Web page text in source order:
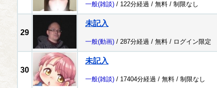
一般(雑談) / 122分経過 / 無料 / 制限なし
29
未記入
一般(動画) / 287分経過 / 無料 / ログイン限定
30
未記入
一般(雑談) / 17404分経過 / 無料 / 制限なし